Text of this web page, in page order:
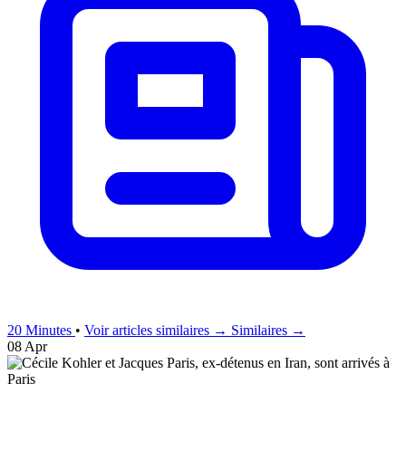
20 Minutes • Voir articles similaires → Similaires →
08 Apr